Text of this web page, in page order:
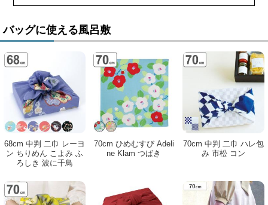
バッグに使える風呂敷
68cm 中判 二巾 レーヨ
ン ちりめん こよみ ふ
ろしき 波に千鳥
70cm ひめむすび Adeli
ne Klam つばき
70cm 中判 二巾 ハレ包
み 市松 コン